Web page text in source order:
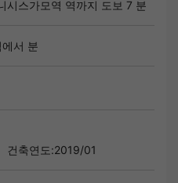
시스가모역 역까지 도보 7 분
서 분
건축연도:2019/01